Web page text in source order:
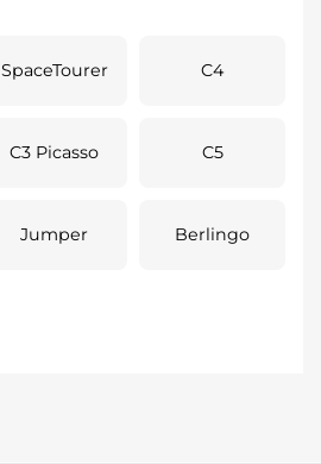
SpaceTourer C4
C3 Picasso C5
Jumper Berlingo